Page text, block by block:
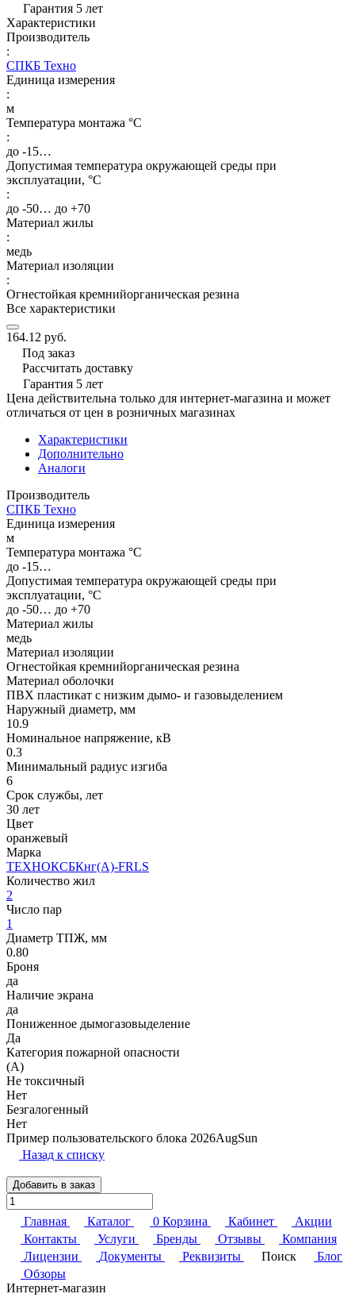
Гарантия 5 лет
Характеристики
Производитель
:
СПКБ Техно
Единица измерения
:
м
Температура монтажа °C
:
до -15…
Допустимая температура окружающей среды при
эксплуатации, °C
:
до -50… до +70
Материал жилы
:
медь
Материал изоляции
:
Огнестойкая кремнийорганическая резина
Все характеристики
164.12 руб.
Под заказ
Рассчитать доставку
Гарантия 5 лет
Цена действительна только для интернет-магазина и может
отличаться от цен в розничных магазинах
Характеристики
Дополнительно
Аналоги
Производитель
СПКБ Техно
Единица измерения
м
Температура монтажа °C
до -15…
Допустимая температура окружающей среды при
эксплуатации, °C
до -50… до +70
Материал жилы
медь
Материал изоляции
Огнестойкая кремнийорганическая резина
Материал оболочки
ПВХ пластикат с низким дымо- и газовыделением
Наружный диаметр, мм
10.9
Номинальное напряжение, кВ
0.3
Минимальный радиус изгиба
6
Срок службы, лет
30 лет
Цвет
оранжевый
Марка
ТЕХНОКСБКнг(A)-FRLS
Количество жил
2
Число пар
1
Диаметр ТПЖ, мм
0.80
Броня
да
Наличие экрана
да
Пониженное дымогазовыделение
Да
Категория пожарной опасности
(A)
Не токсичный
Нет
Безгалогенный
Нет
Пример пользовательского блока 2026AugSun
Назад к списку
Добавить в заказ
Главная Каталог 0 Корзина Кабинет
Акции
Контакты
Услуги Бренды Отзывы
Компания
Лицензии
Документы Реквизиты Поиск
Блог
Обзоры
Интернет-магазин